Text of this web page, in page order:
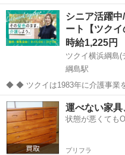
https://www.biccamera.com/bc/
神奈川 横浜市 綱島駅
シニア活躍
ート【ツク
時給1,225円
ツクイ横浜綱島(
綱島駅
◆ ◆ ツクイは1983年に介護事業を開始しており、すでに40年を超え
る歴史を有しています。デイサービ
ープ会社の経営管理 ◆在宅介護
入浴/訪問看護/...
神奈川 横浜市 綱島駅 そ
運べない家具
状態が悪くても
プリフラ